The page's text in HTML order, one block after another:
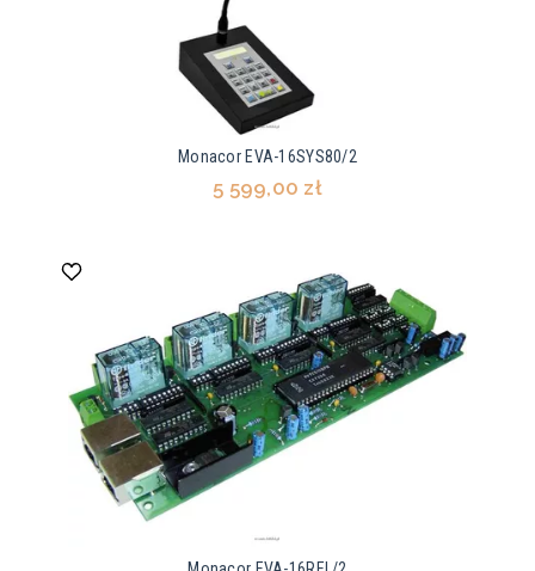
Monacor EVA-16SYS80/2
5 599,00 zł